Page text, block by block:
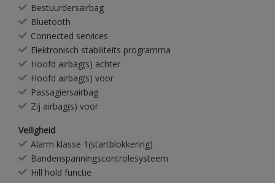
Bestuurdersairbag
Bluetooth
Connected services
Elektronisch stabiliteits programma
Hoofd airbag(s) achter
Hoofd airbag(s) voor
Passagiersairbag
Zij airbag(s) voor
Veiligheid
Alarm klasse 1(startblokkering)
Bandenspanningscontrolesysteem
Hill hold functie